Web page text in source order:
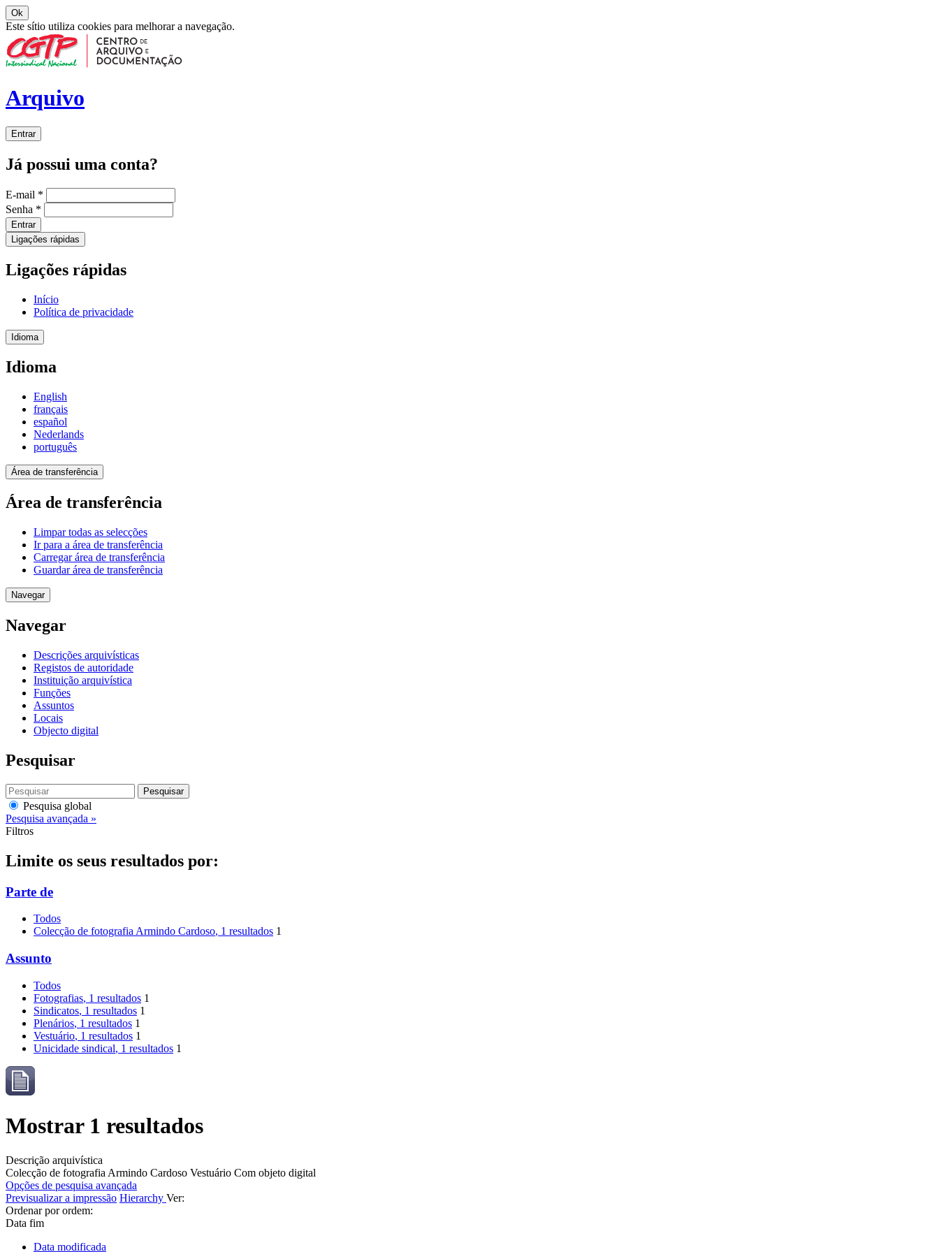
Ok
Este sítio utiliza cookies para melhorar a navegação.
Arquivo
Entrar
Já possui uma conta?
E-mail *
Senha *
Entrar
Ligações rápidas
Ligações rápidas
Início
Política de privacidade
Idioma
Idioma
English
français
español
Nederlands
português
Área de transferência
Área de transferência
Limpar todas as selecções
Ir para a área de transferência
Carregar área de transferência
Guardar área de transferência
Navegar
Navegar
Descrições arquivísticas
Registos de autoridade
Instituição arquivística
Funções
Assuntos
Locais
Objecto digital
Pesquisar
Pesquisar
Pesquisa global
Pesquisa avançada »
Filtros
Limite os seus resultados por:
Parte de
Todos
Colecção de fotografia Armindo Cardoso, 1 resultados 1
Assunto
Todos
Fotografias, 1 resultados 1
Sindicatos, 1 resultados 1
Plenários, 1 resultados 1
Vestuário, 1 resultados 1
Unicidade sindical, 1 resultados 1
Mostrar 1 resultados
Descrição arquivística
Colecção de fotografia Armindo Cardoso Vestuário Com objeto digital
Opções de pesquisa avançada
Previsualizar a impressão Hierarchy Ver:
Ordenar por ordem:
Data fim
Data modificada